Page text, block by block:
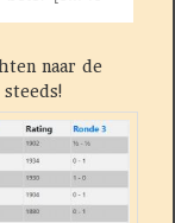
naar de